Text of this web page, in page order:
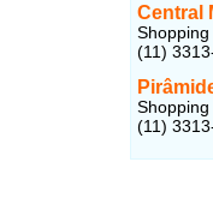
Central
(11)
(11)